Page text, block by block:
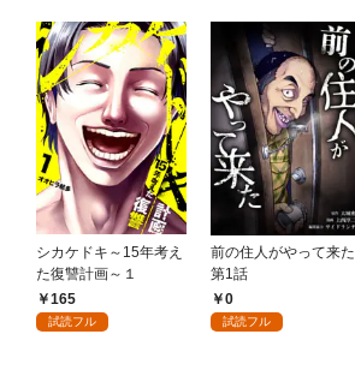
シカケドキ～15年考え
た復讐計画～１
165
試読フル
前の住人がやって来た
第1話
0
試読フル